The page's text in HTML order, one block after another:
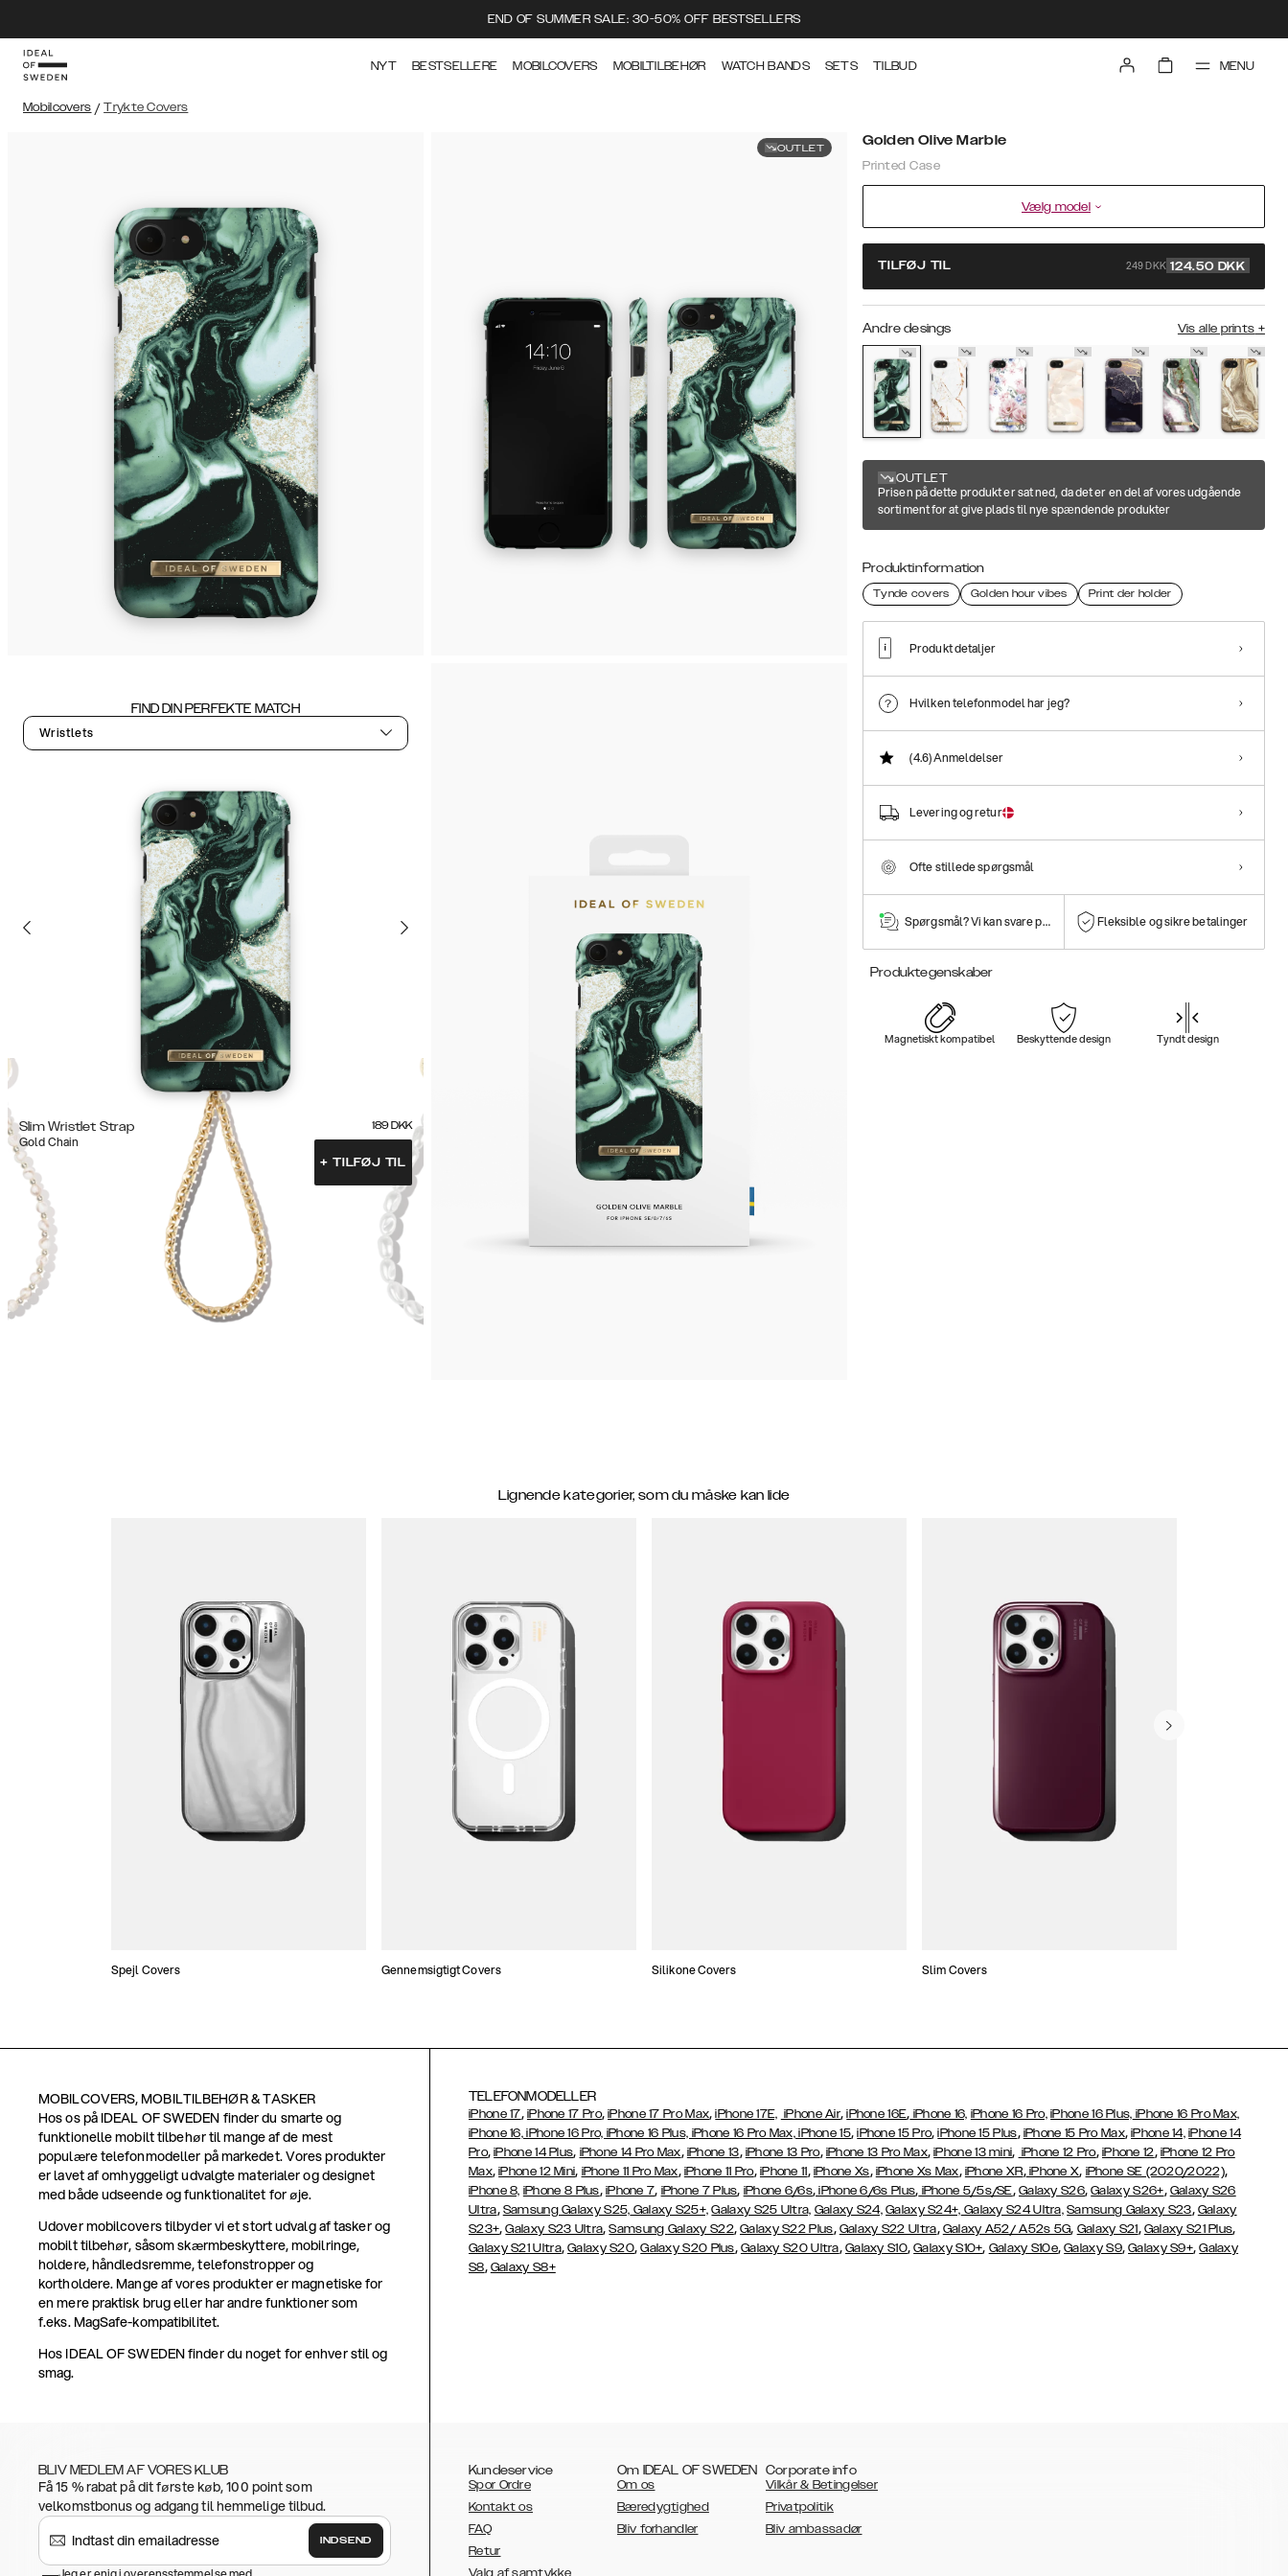
END OF SUMMER SALE: 30-50% OFF BESTSELLERS
NYT BESTSELLERE MOBILCOVERS MOBILTILBEHØR WATCH BANDS SETS TILBUD MENU
Mobilcovers / Trykte Covers
OUTLET
FIND DIN PERFEKTE MATCH
Wristlets
Slim Wristlet Strap
Gold Chain
189 DKK
+ TILFØJ TIL
Golden Olive Marble
Printed Case
Vælg model
TILFØJ TIL 249 DKK 124.50 DKK
Andre desings Vis alle prints +
OUTLET
Prisen på dette produkt er sat ned, da det er en del af vores udgående
sortiment for at give plads til nye spændende produkter
Produktinformation
Tynde covers Golden hour vibes Print der holder
Produkt detaljer
Hvilken telefonmodel har jeg?
(4.6)Anmeldelser
Levering og retur
Ofte stillede spørgsmål
Spørgsmål? Vi kan svare på dem! Fleksible og sikre betalinger
Produktegenskaber
Magnetiskt kompatibel Beskyttende design Tyndt design
Lignende kategorier, som du måske kan lide
Spejl Covers Gennemsigtigt Covers Silikone Covers Slim Covers
MOBILCOVERS, MOBILTILBEHØR & TASKER
Hos os på IDEAL OF SWEDEN finder du smarte og
funktionelle mobilt tilbehør til mange af de mest
populære telefonmodeller på markedet. Vores produkter
er lavet af omhyggeligt udvalgte materialer og designet
med både udseende og funktionalitet for øje.
Udover mobilcovers tilbyder vi et stort udvalg af tasker og
mobilt tilbehør, såsom skærmbeskyttere, mobilringe,
holdere, håndledsremme, telefonstropper og
kortholdere. Mange af vores produkter er magnetiske for
en mere praktisk brug eller har andre funktioner som
f.eks. MagSafe-kompatibilitet.
Hos IDEAL OF SWEDEN finder du noget for enhver stil og
smag.
TELEFONMODELLER
iPhone 17, iPhone 17 Pro,iPhone 17 Pro Max,iPhone 17E, iPhone Air,iPhone 16E, iPhone 16, iPhone 16 Pro, iPhone 16 Plus, iPhone 16 Pro Max,
iPhone 16, iPhone 16 Pro, iPhone 16 Plus, iPhone 16 Pro Max, iPhone 15,iPhone 15 Pro,iPhone 15 Plus, iPhone 15 Pro Max,iPhone 14, iPhone 14
Pro,iPhone 14 Plus, iPhone 14 Pro Max, iPhone 13, iPhone 13 Pro, iPhone 13 Pro Max,iPhone 13 mini, iPhone 12 Pro, iPhone 12, iPhone 12 Pro
Max,iPhone 12 Mini, iPhone 11 Pro Max, iPhone 11 Pro, iPhone 11, iPhone Xs, iPhone Xs Max, iPhone XR,iPhone X, iPhone SE (2020/2022),
iPhone 8, iPhone 8 Plus, iPhone 7, iPhone 7 Plus, iPhone 6/6s, iPhone 6/6s Plus, iPhone 5/5s/SE, Galaxy S26,Galaxy S26+, Galaxy S26
Ultra, Samsung Galaxy S25, Galaxy S25+, Galaxy S25 Ultra, Galaxy S24, Galaxy S24+, Galaxy S24 Ultra, Samsung Galaxy S23, Galaxy
S23+,Galaxy S23 Ultra,Samsung Galaxy S22,Galaxy S22 Plus, Galaxy S22 Ultra, Galaxy A52/ A52s 5G, Galaxy S21, Galaxy S21 Plus,
Galaxy S21 Ultra,Galaxy S20,Galaxy S20 Plus, Galaxy S20 Ultra, Galaxy S10,Galaxy S10+, Galaxy S10e,Galaxy S9,Galaxy S9+,Galaxy
S8, Galaxy S8+
BLIV MEDLEM AF VORES KLUB
Få 15 % rabat på dit første køb, 100 point som
velkomstbonus og adgang til hemmelige tilbud.
INDSEND
Kundeservice
Spor Ordre
Kontakt os
FAQ
Retur
Valg af samtykke
Om IDEAL OF SWEDEN
Om os
Bæredygtighed
Bliv forhandler
Corporate info
Vilkår & Betingelser
Privatpolitik
Bliv ambassadør